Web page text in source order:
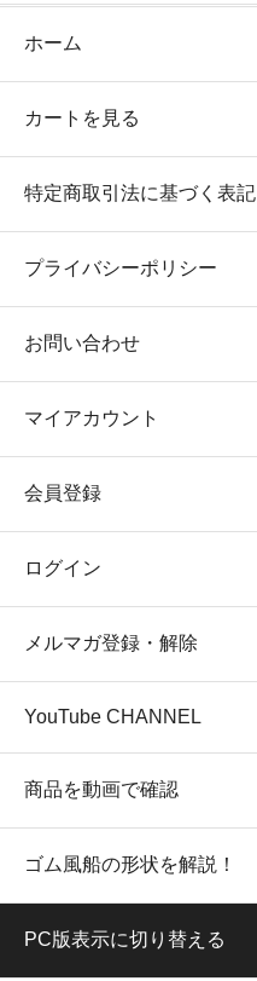
ホーム
カートを見る
特定商取引法に基づく表記
プライバシーポリシー
お問い合わせ
マイアカウント
会員登録
ログイン
メルマガ登録・解除
YouTube CHANNEL
商品を動画で確認
ゴム風船の形状を解説！
PC版表示に切り替える